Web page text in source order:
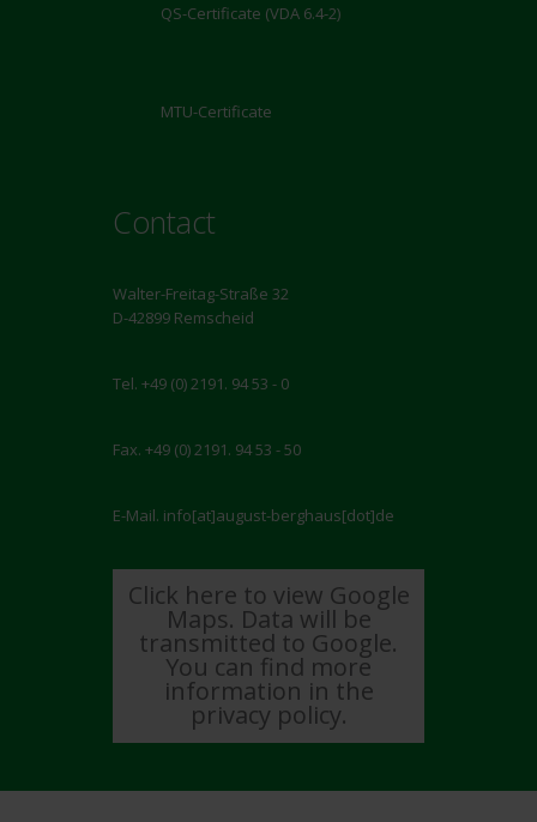
QS-Certificate (VDA 6.4-2)
MTU-Certificate
Contact
Walter-Freitag-Straße 32
D-42899 Remscheid
Tel. +49 (0) 2191. 94 53 - 0
Fax. +49 (0) 2191. 94 53 - 50
E-Mail. info[at]august-berghaus[dot]de
Click here to view Google
Maps. Data will be
transmitted to Google.
You can find more
information in the
privacy policy.